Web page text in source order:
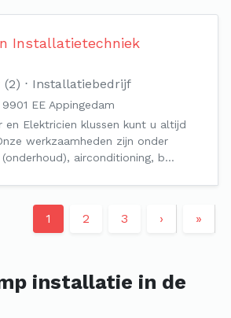
Installatietechniek
(2) Installatiebedrijf
EE Appingedam
en Elektricien klussen kunt u altijd
werkzaamheden zijn onder
(onderhoud), airconditioning, b…
1 2 3 › »
installatie in de